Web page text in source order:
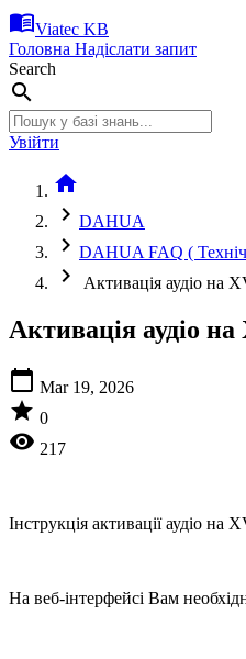
menu_bookViatec KB
Головна Надіслати запит
Search
search
Увійти
home
chevron_right DAHUA
chevron_right DAHUA FAQ (
chevron_right Активація аудіо на
Активація аудіо
calendar_today Mar 19, 2026
star 0
visibility 217
Інструкція активації аудіо на
На веб-інтерфейсі Вам